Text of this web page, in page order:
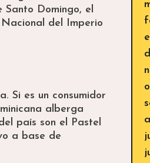
Domingo, el
del Imperio
Si es un consumidor
alberga
país son el Pastel
a base de